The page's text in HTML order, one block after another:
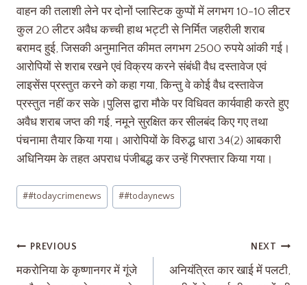
वाहन की तलाशी लेने पर दोनों प्लास्टिक कुप्पों में लगभग 10-10 लीटर
कुल 20 लीटर अवैध कच्ची हाथ भट्टी से निर्मित जहरीली शराब
बरामद हुई, जिसकी अनुमानित कीमत लगभग 2500 रुपये आंकी गई।
आरोपियों से शराब रखने एवं विक्रय करने संबंधी वैध दस्तावेज एवं
लाइसेंस प्रस्तुत करने को कहा गया, किन्तु वे कोई वैध दस्तावेज
प्रस्तुत नहीं कर सके।पुलिस द्वारा मौके पर विधिवत कार्यवाही करते हुए
अवैध शराब जप्त की गई, नमूने सुरक्षित कर सीलबंद किए गए तथा
पंचनामा तैयार किया गया। आरोपियों के विरुद्ध धारा 34(2) आबकारी
अधिनियम के तहत अपराध पंजीबद्ध कर उन्हें गिरफ्तार किया गया।
##todaycrimenews ##todaynews
PREVIOUS
मकरोनिया के कृष्णानगर में गूंजे
NEXT
अनियंत्रित कार खाई में पलटी,